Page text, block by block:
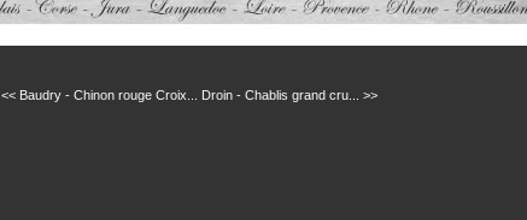
<< Baudry - Chinon rouge Croix... Droin - Chablis grand cru... >>